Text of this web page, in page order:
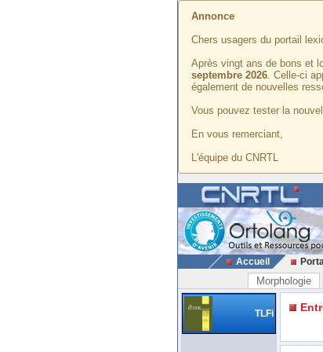
Annonce
Chers usagers du portail
Après vingt ans de bons et
septembre 2026. Celle-ci
également de nouvelles
Vous pouvez tester la
En vous remerciant,
L'équipe du CNRTL
Accueil
Morphologie
TLFi